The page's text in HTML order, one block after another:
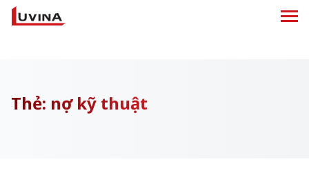
Thẻ: nợ kỹ thuật